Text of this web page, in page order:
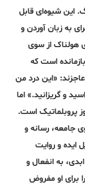
این شیوه‌ای قابل‌
به زبان آوردن و
هولناک از سوی
است که
«این درد من
و گریزانید.» اما
پروبلماتیک است.
جامعه، رسانه و
ایده و روایت
به انفعال و
برای او مفروض